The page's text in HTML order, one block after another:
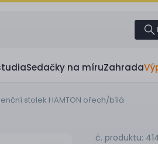
Sedačky na míruZahrada
stolek HAMTON ořech/bílá
č. produktu: